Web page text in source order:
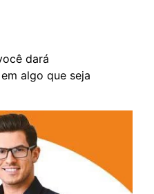
dará
algo que seja